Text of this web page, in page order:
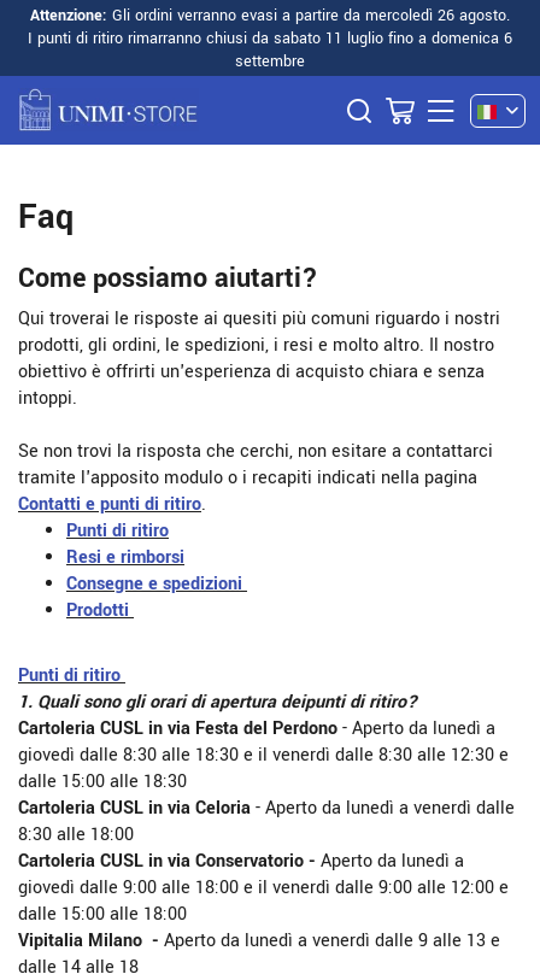
Attenzione: Gli ordini verranno evasi a partire da mercoledì 26 agosto.
I punti di ritiro rimarranno chiusi da sabato 11 luglio fino a domenica 6
settembre
Faq
Come possiamo aiutarti?
Qui troverai le risposte ai quesiti più comuni riguardo i nostri
prodotti, gli ordini, le spedizioni, i resi e molto altro. Il nostro
obiettivo è offrirti un'esperienza di acquisto chiara e senza
intoppi.
Se non trovi la risposta che cerchi, non esitare a contattarci
tramite l'apposito modulo o i recapiti indicati nella pagina
Contatti e punti di ritiro.
Punti di ritiro
Resi e rimborsi
Consegne e spedizioni
Prodotti
Punti di ritiro
1. Quali sono gli orari di apertura deipunti di ritiro?
Cartoleria CUSL in via Festa del Perdono - Aperto da lunedì a
giovedì dalle 8:30 alle 18:30 e il venerdì dalle 8:30 alle 12:30 e
dalle 15:00 alle 18:30
Cartoleria CUSL in via Celoria - Aperto da lunedì a venerdì dalle
8:30 alle 18:00
Cartoleria CUSL in via Conservatorio - Aperto da lunedì a
giovedì dalle 9:00 alle 18:00 e il venerdì dalle 9:00 alle 12:00 e
dalle 15:00 alle 18:00
Vipitalia Milano - Aperto da lunedì a venerdì dalle 9 alle 13 e
dalle 14 alle 18